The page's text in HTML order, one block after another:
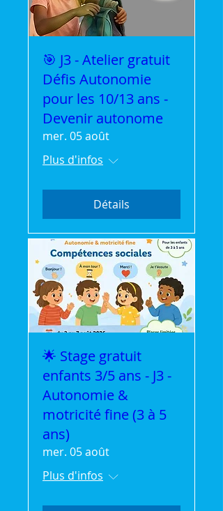
🎯 J3 - Atelier gratuit
Défis Autonomie
pour les 10/13 ans -
Devenir autonome
mer. 05 août
Plus d'infos
Détails
🌟 Stage gratuit
enfants 3/5 ans - J3 -
Autonomie &
motricité fine (3 à 5
ans)
mer. 05 août
Plus d'infos